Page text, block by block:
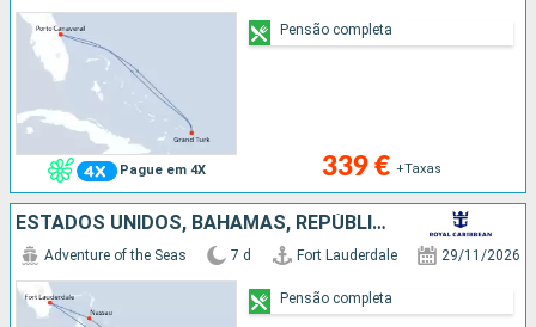
Pague em 4X 339 € +Taxas
Pensão completa
ESTADOS UNIDOS, BAHAMAS, REPÚBLICA DOMINICANA
Adventure of the Seas 7 d Fort Lauderdale 29/11/2026
Pensão completa